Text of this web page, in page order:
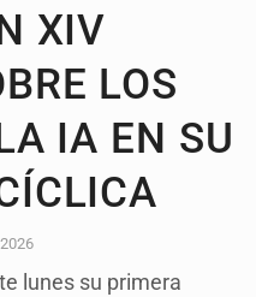
XIV
LOS
IA EN SU
lunes su primera